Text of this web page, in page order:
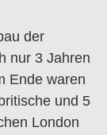
der
nur 3 Jahren
Ende waren
und 5
London